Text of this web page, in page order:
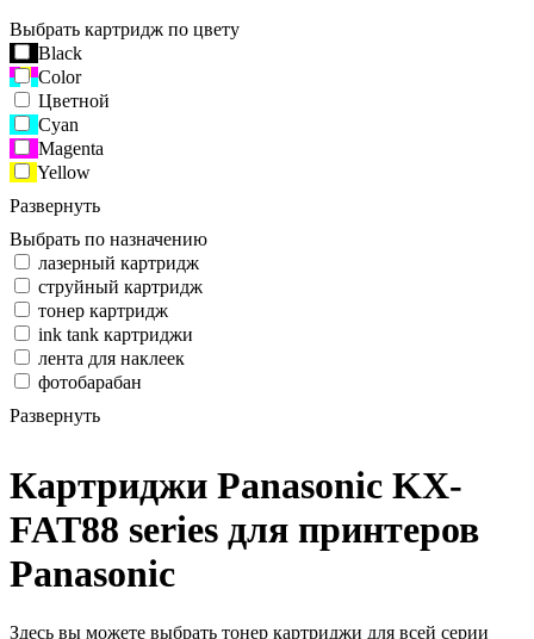
Выбрать картридж по цвету
Black
Color
Цветной
Cyan
Magenta
Yellow
Развернуть
Выбрать по назначению
лазерный картридж
струйный картридж
тонер картридж
ink tank картриджи
лента для наклеек
фотобарабан
Развернуть
Картриджи Panasonic KX-
FAT88 series для принтеров
Panasonic
Здесь вы можете выбрать тонер картриджи для всей серии